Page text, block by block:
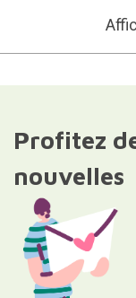
Profitez
nouvelles